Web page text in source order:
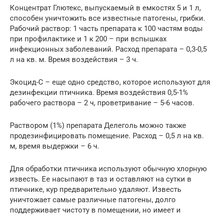
Концентрат Глютекс, выпускаемый в емкостях 5 и 1 л,
способен уничтожить все известные патогены, грибки.
Рабочий раствор: 1 часть препарата к 100 частям воды
при профилактике и 1 к 200 – при вспышках
инфекционных заболеваний. Расход препарата – 0,3-0,5
л на кв. м. Время воздействия – 3 ч.
Экоцид-С – еще одно средство, которое используют для
дезинфекции птичника. Время воздействия 0,5-1%
рабочего раствора – 2 ч, проветривание – 5-6 часов.
Раствором (1%) препарата Делеголь можно также
продезинфицировать помещение. Расход – 0,5 л на кв.
м, время выдержки – 6 ч.
Для обработки птичника используют обычную хлорную
известь. Ее насыпают в таз и оставляют на сутки в
птичнике, кур предварительно удаляют. Известь
уничтожает самые различные патогены, долго
поддерживает чистоту в помещении, но имеет и